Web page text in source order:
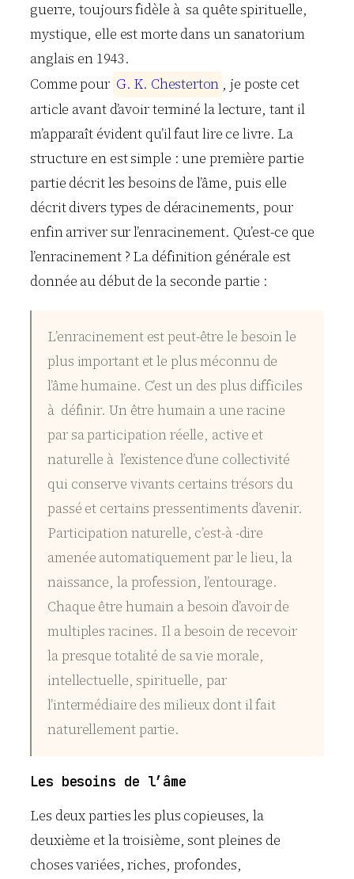
guerre, toujours fidèle à sa quête spirituelle,
mystique, elle est morte dans un sanatorium
anglais en 1943.
Comme pour G. K. Chesterton , je poste cet
article avant d’avoir terminé la lecture, tant il
m’apparaît évident qu’il faut lire ce livre. La
structure en est simple : une première partie
partie décrit les besoins de l’âme, puis elle
décrit divers types de déracinements, pour
enfin arriver sur l’enracinement. Qu’est-ce que
l’enracinement ? La définition générale est
donnée au début de la seconde partie :
L’enracinement est peut-être le besoin le
plus important et le plus méconnu de
l’âme humaine. C’est un des plus difficiles
à définir. Un être humain a une racine
par sa participation réelle, active et
naturelle à l’existence d’une collectivité
qui conserve vivants certains trésors du
passé et certains pressentiments d’avenir.
Participation naturelle, c’est-à -dire
amenée automatiquement par le lieu, la
naissance, la profession, l’entourage.
Chaque être humain a besoin d’avoir de
multiples racines. Il a besoin de recevoir
la presque totalité de sa vie morale,
intellectuelle, spirituelle, par
l’intermédiaire des milieux dont il fait
naturellement partie.
Les besoins de l’âme
Les deux parties les plus copieuses, la
deuxième et la troisième, sont pleines de
choses variées, riches, profondes,